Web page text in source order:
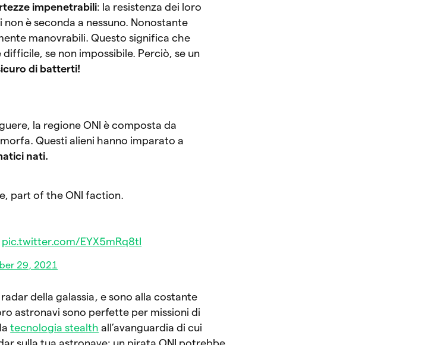
impenetrabili: la resistenza dei loro
è seconda a nessuno. Nonostante
manovrabili. Questo significa che
se non impossibile. Perciò, se un
di batterti!
la regione ONI è composta da
Questi alieni hanno imparato a
nati.
part of the ONI faction.
pic.twitter.com/EYX5mRq8tI
29, 2021
della galassia, e sono alla costante
astronavi sono perfette per missioni di
tecnologia stealth all’avanguardia di cui
sulla tua astronave: un pirata ONI potrebbe